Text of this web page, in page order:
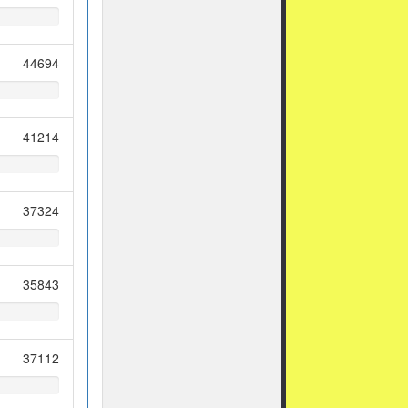
44694
41214
37324
35843
37112